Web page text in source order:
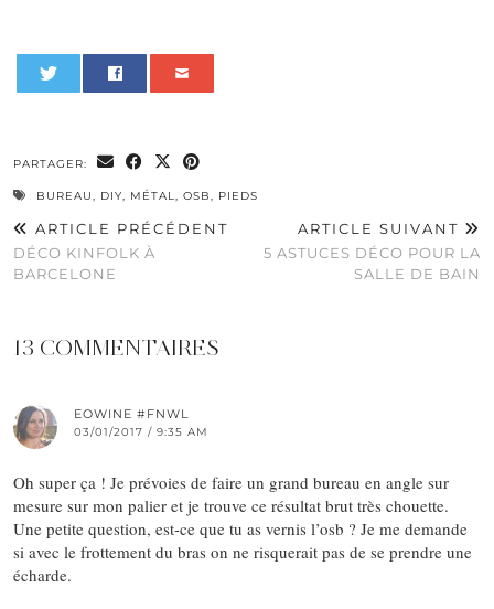
PARTAGER:
BUREAU, DIY, MÉTAL, OSB, PIEDS
ARTICLE PRÉCÉDENT
DÉCO KINFOLK À
BARCELONE
ARTICLE SUIVANT
5 ASTUCES DÉCO POUR LA
SALLE DE BAIN
13 COMMENTAIRES
EOWINE #FNWL
03/01/2017 / 9:35 AM
Oh super ça ! Je prévoies de faire un grand bureau en angle sur
mesure sur mon palier et je trouve ce résultat brut très chouette.
Une petite question, est-ce que tu as vernis l’osb ? Je me demande
si avec le frottement du bras on ne risquerait pas de se prendre une
écharde.